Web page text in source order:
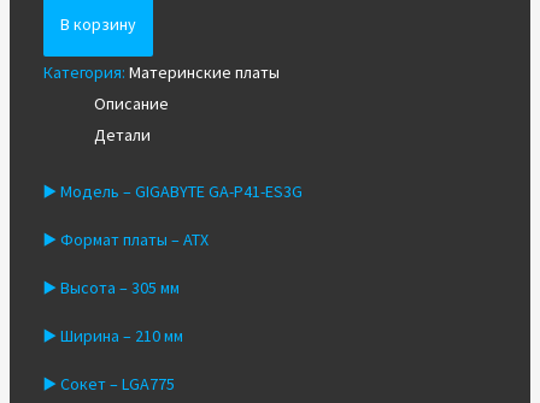
плата
gigabyte
GA-
В корзину
Категория: Материнские платы
Описание
Детали
▶️ Модель – GIGABYTE GA-P41-ES3G
▶️ Формат платы – ATX
▶️ Высота – 305 мм
▶️ Ширина – 210 мм
▶️ Сокет – LGA775